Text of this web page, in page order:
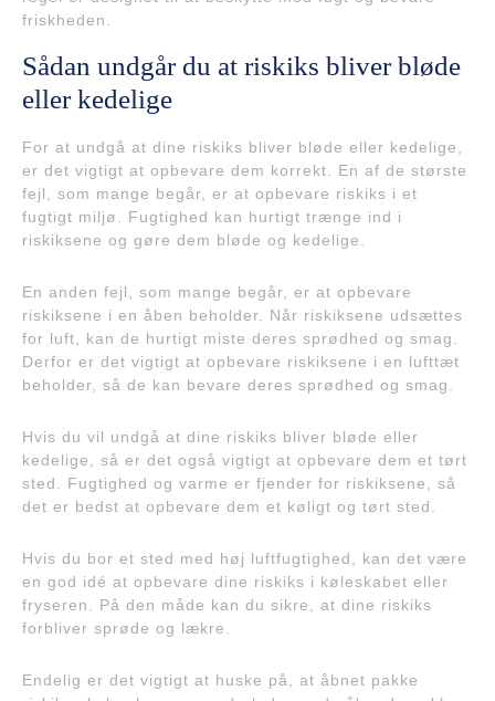
friskheden.
Sådan undgår du at riskiks bliver bløde
eller kedelige
For at undgå at dine riskiks bliver bløde eller kedelige,
er det vigtigt at opbevare dem korrekt. En af de største
fejl, som mange begår, er at opbevare riskiks i et
fugtigt miljø. Fugtighed kan hurtigt trænge ind i
riskiksene og gøre dem bløde og kedelige.
En anden fejl, som mange begår, er at opbevare
riskiksene i en åben beholder. Når riskiksene udsættes
for luft, kan de hurtigt miste deres sprødhed og smag.
Derfor er det vigtigt at opbevare riskiksene i en lufttæt
beholder, så de kan bevare deres sprødhed og smag.
Hvis du vil undgå at dine riskiks bliver bløde eller
kedelige, så er det også vigtigt at opbevare dem et tørt
sted. Fugtighed og varme er fjender for riskiksene, så
det er bedst at opbevare dem et køligt og tørt sted.
Hvis du bor et sted med høj luftfugtighed, kan det være
en god idé at opbevare dine riskiks i køleskabet eller
fryseren. På den måde kan du sikre, at dine riskiks
forbliver sprøde og lækre.
Endelig er det vigtigt at huske på, at åbnet pakke